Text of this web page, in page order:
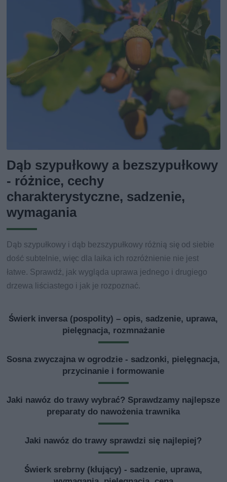
Dąb szypułkowy a bezszypułkowy
- różnice, cechy
charakterystyczne, sadzenie,
wymagania
Dąb szypułkowy i dąb bezszypułkowy różnią się od siebie
dość subtelnie, więc dla laika ich rozróżnienie nie jest
łatwe. Sprawdź, jak wygląda uprawa jednego i drugiego
drzewa liściastego i jak je rozpoznać.
Świerk inversa (pospolity) – opis, sadzenie, uprawa,
pielęgnacja, rozmnażanie
Sosna zwyczajna w ogrodzie - sadzonki, pielęgnacja,
przycinanie i formowanie
Jaki nawóz do trawy wybrać? Sprawdzamy najlepsze
preparaty do nawożenia trawnika
Jaki nawóz do trawy sprawdzi się najlepiej?
Świerk srebrny (kłujący) - sadzenie, uprawa,